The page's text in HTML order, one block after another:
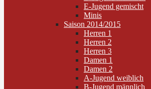
E-Jugend gemischt
Minis
Saison 2014/2015
Herren 1
Herren 2
Herren 3
Damen 1
Damen 2
A-Jugend weiblich
B-Jugend männlich